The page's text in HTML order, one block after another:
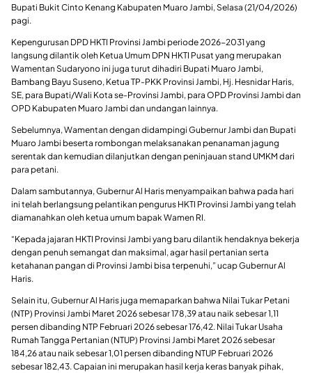
Bupati Bukit Cinto Kenang Kabupaten Muaro Jambi, Selasa (21/04/2026)
pagi.
Kepengurusan DPD HKTI Provinsi Jambi periode 2026-2031 yang
langsung dilantik oleh Ketua Umum DPN HKTI Pusat yang merupakan
Wamentan Sudaryono ini juga turut dihadiri Bupati Muaro Jambi,
Bambang Bayu Suseno, Ketua TP-PKK Provinsi Jambi, Hj. Hesnidar Haris,
SE, para Bupati/Wali Kota se-Provinsi Jambi, para OPD Provinsi Jambi dan
OPD Kabupaten Muaro Jambi dan undangan lainnya.
Sebelumnya, Wamentan dengan didampingi Gubernur Jambi dan Bupati
Muaro Jambi beserta rombongan melaksanakan penanaman jagung
serentak dan kemudian dilanjutkan dengan peninjauan stand UMKM dari
para petani.
Dalam sambutannya, Gubernur Al Haris menyampaikan bahwa pada hari
ini telah berlangsung pelantikan pengurus HKTI Provinsi Jambi yang telah
diamanahkan oleh ketua umum bapak Wamen RI.
“Kepada jajaran HKTI Provinsi Jambi yang baru dilantik hendaknya bekerja
dengan penuh semangat dan maksimal, agar hasil pertanian serta
ketahanan pangan di Provinsi Jambi bisa terpenuhi,” ucap Gubernur Al
Haris.
Selain itu, Gubernur Al Haris juga memaparkan bahwa Nilai Tukar Petani
(NTP) Provinsi Jambi Maret 2026 sebesar 178,39 atau naik sebesar 1,11
persen dibanding NTP Februari 2026 sebesar 176,42. Nilai Tukar Usaha
Rumah Tangga Pertanian (NTUP) Provinsi Jambi Maret 2026 sebesar
184,26 atau naik sebesar 1,01 persen dibanding NTUP Februari 2026
sebesar 182,43. Capaian ini merupakan hasil kerja keras banyak pihak,